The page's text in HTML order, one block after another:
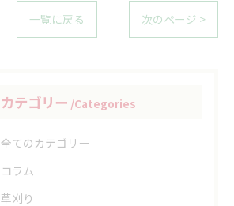
一覧に戻る 次のページ >
カテゴリー Categories
全てのカテゴリー
コラム
草刈り